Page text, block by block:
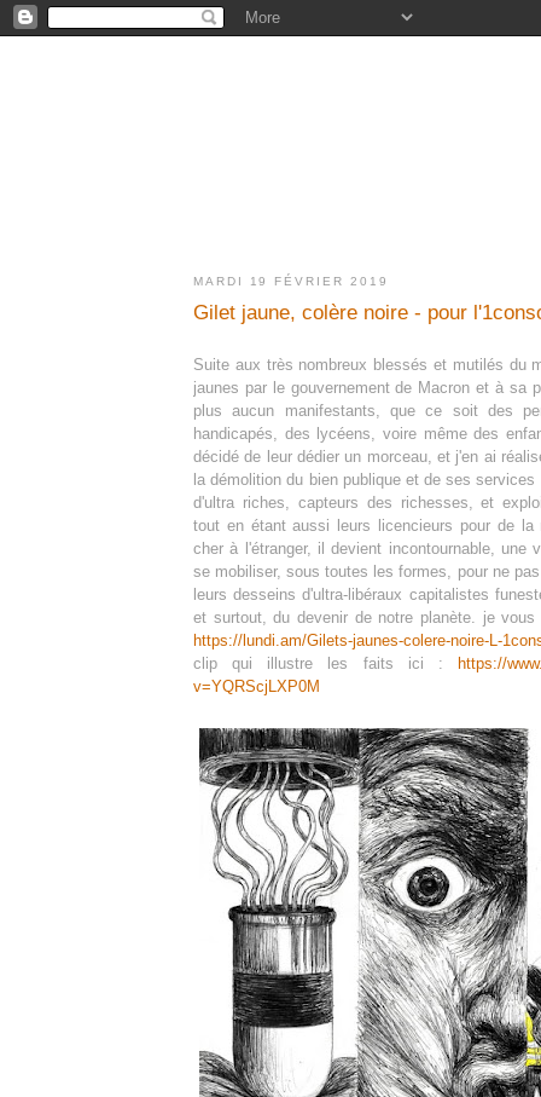
MARDI 19 FÉVRIER 2019
Gilet jaune, colère noire - pour
Suite aux très nombreux blessés et mutilés du
jaunes par le gouvernement de Macron et à sa
plus aucun manifestants, que ce soit des
handicapés, des lycéens, voire même des
décidé de leur dédier un morceau, et j'en ai
la démolition du bien publique et de ses
d'ultra riches, capteurs des richesses, et
tout en étant aussi leurs licencieurs pour de la
cher à l'étranger, il devient incontournable, une
se mobiliser, sous toutes les formes, pour ne
leurs desseins d'ultra-libéraux capitalistes
et surtout, du devenir de notre planète. je
https://lundi.am/Gilets-jaunes-colere-noire-L-
clip qui illustre les faits ici :
https://
v=YQRScjLXP0M